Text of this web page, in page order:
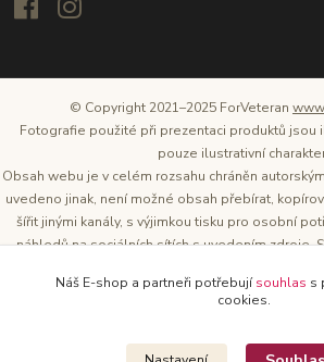
© Copyright 2021–2025 ForVeteran
Fotografie použité při prezentaci produktů jsou
pouze ilustrativní
Obsah webu je v celém rozsahu chráněn
uvedeno jinak, není možné obsah přebírat,
šířit jinými kanály, s výjimkou tisku pro osobní
náhledů na sociálních sítích s uvedením zdroje.
těchto webových stránek je
Náš E-shop a partneři potřebujísouhlas s
cookies.